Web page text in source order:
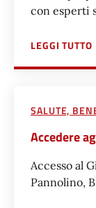
con esperti
LEGGI TUTTO
A
SALUTE,
Accedere
Accesso al
Pannolino,